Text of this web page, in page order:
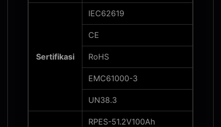
Sertifikasi
IEC62619
CE
RoHS
EMC61000-3
UN38.3
RPES-51.2V100Ah